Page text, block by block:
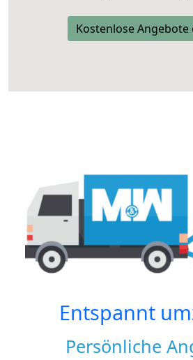
Kostenlose Angebote
Entspannt
Persönliche